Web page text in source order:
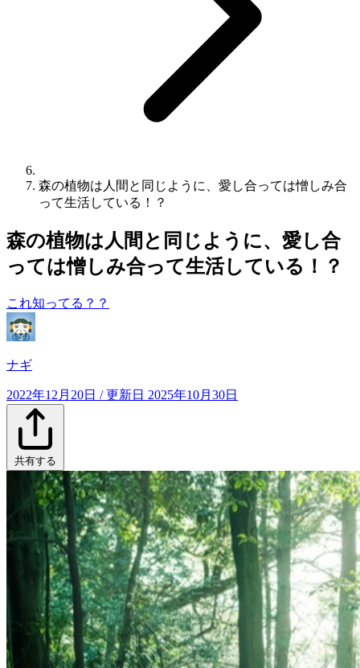
森の植物は人間と同じように、愛し合っては憎しみ合
って生活している！？
森の植物は人間と同じように、愛し合
っては憎しみ合って生活している！？
これ知ってる？？
ナギ
2022年12月20日 / 更新日 2025年10月30日
共有する